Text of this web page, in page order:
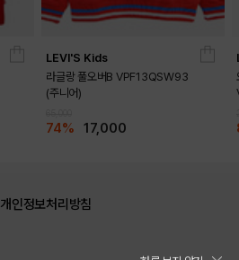
LEVI'S Kids
라글랑 풀오버B VPF13QSW93
(주니어)
74% 17,000
개인정보처리방침